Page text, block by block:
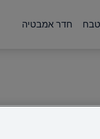
חדר אמבטיה